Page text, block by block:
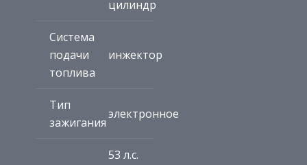
цилиндр
Система
подачи
топлива
инжектор
Тип
зажигания
электронное
53 л.с.